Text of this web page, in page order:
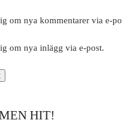
om nya kommentarer via e-
om nya inlägg via e-post.
HIT!